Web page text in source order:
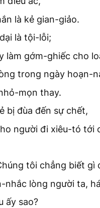
là kẻ gian-giảo.
là tội-lỗi;
làm gớm-ghiếc cho
trong ngày hoạn-
mọn thay.
bị đùa đến sự chết,
người đi xiêu-tó tới
tôi chẳng biết gì
nhắc lòng người ta,
ấy sao?